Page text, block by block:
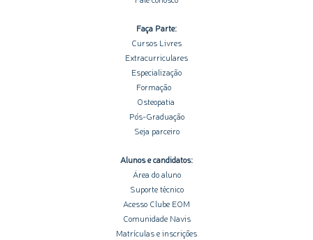
Faça Parte:
Cursos Livres
Extracurriculares
Especialização
Formação
Osteopatia
Pós-Graduação
Seja parceiro
Alunos e candidatos:
Área do aluno
Suporte técnico
Acesso Clube EOM
Comunidade Navis
Matrículas e inscrições